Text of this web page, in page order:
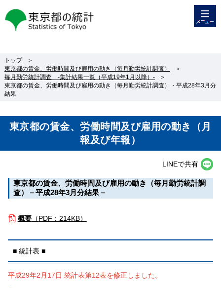
東京都の統計
トップ
＞
東京都の賃金、労働時間及び雇用の動き（毎月勤労統計調査）
＞
毎月勤労統計調査 -集計結果一覧（平成19年1月以降）-
＞
東京都の賃金、労働時間及び雇用の動き（毎月勤労統計調査）・平成28年3月分
結果
東京都の賃金、労働時間及び雇用の動き（月
報及び年報）
LINEで共有
東京都の賃金、労働時間及び雇用の動き（毎月勤労統計調
査）－平成28年3月分結果－
概要（PDF：214KB）
■ 統計表 ■
平成29年2月17日 統計表第12表を修正しました。